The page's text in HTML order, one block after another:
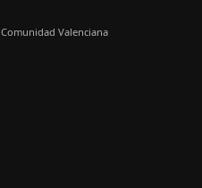
Comunidad Valenciana